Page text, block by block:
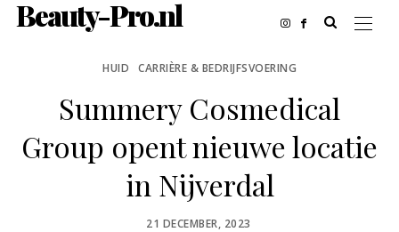
Beauty-Pro.nl
HUID CARRIÈRE & BEDRIJFSVOERING
Summery Cosmedical
Group opent nieuwe locatie
in Nijverdal
POSTED
21 DECEMBER, 2023